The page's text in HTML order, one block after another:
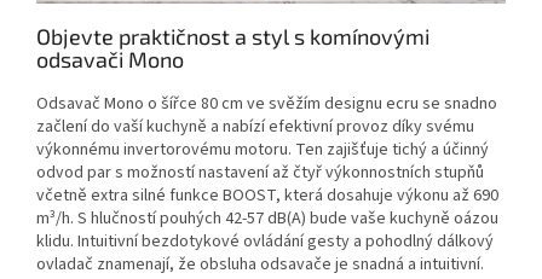
Objevte praktičnost a styl s komínovými
odsavači Mono
Odsavač Mono o šířce 80 cm ve svěžím designu ecru se snadno
začlení do vaší kuchyně a nabízí efektivní provoz díky svému
výkonnému invertorovému motoru. Ten zajišťuje tichý a účinný
odvod par s možností nastavení až čtyř výkonnostních stupňů
včetně extra silné funkce BOOST, která dosahuje výkonu až 690
m³/h. S hlučností pouhých 42-57 dB(A) bude vaše kuchyně oázou
klidu. Intuitivní bezdotykové ovládání gesty a pohodlný dálkový
ovladač znamenají, že obsluha odsavače je snadná a intuitivní.